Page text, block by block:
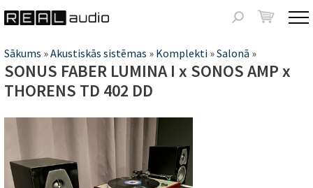
Meklēšanas
forma
Jūs
atrodaties
Sākums »Akustiskās sistēmas » Komplekti »Salonā »
SONUS FABER LUMINA I x SONOS AMP x
THORENS TD 402 DD